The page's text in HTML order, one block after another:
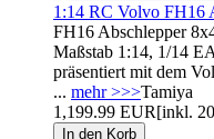
1:14 RC Volvo FH16
FH16 Abschlepper
Maßstab 1:14, 1/14
präsentiert mit dem
... mehr >>>Tamiya
1,199.99 EUR[inkl.